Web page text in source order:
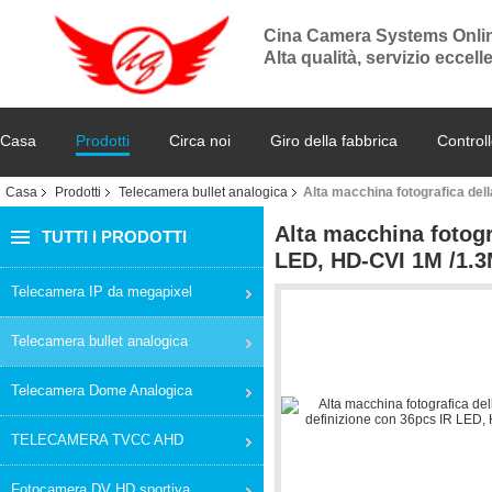
Cina Camera Systems
Alta qualità, servizio
Casa Prodotti Circa noi Giro della fabbrica
Casa Prodotti Telecamera bullet analogica Alta macchina fotografica
TUTTI I PRODOTTI
Telecamera IP da megapixel
Telecamera bullet analogica
Telecamera Dome Analogica
TELECAMERA TVCC AHD
Alta macchina
LED, HD-CVI 1M /